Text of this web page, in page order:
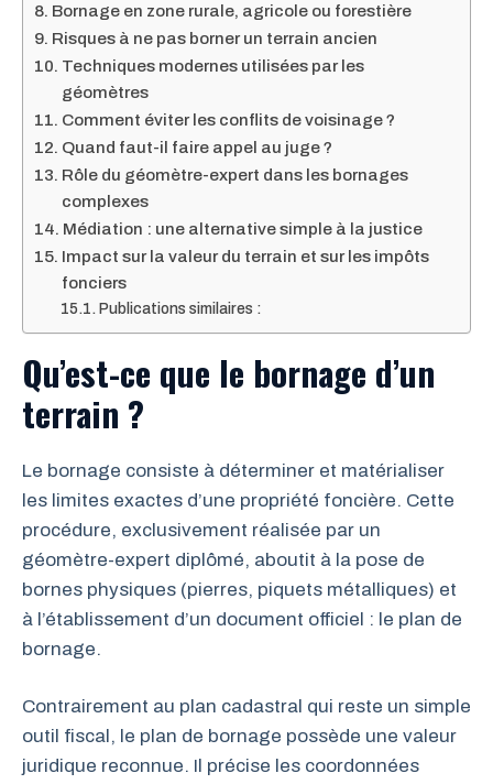
Bornage en zone rurale, agricole ou forestière
Risques à ne pas borner un terrain ancien
Techniques modernes utilisées par les
géomètres
Comment éviter les conflits de voisinage ?
Quand faut-il faire appel au juge ?
Rôle du géomètre-expert dans les bornages
complexes
Médiation : une alternative simple à la justice
Impact sur la valeur du terrain et sur les impôts
fonciers
Publications similaires :
Qu’est-ce que le bornage d’un
terrain ?
Le bornage consiste à déterminer et matérialiser
les limites exactes d’une propriété foncière. Cette
procédure, exclusivement réalisée par un
géomètre-expert diplômé, aboutit à la pose de
bornes physiques (pierres, piquets métalliques) et
à l’établissement d’un document officiel : le plan de
bornage.
Contrairement au plan cadastral qui reste un simple
outil fiscal, le plan de bornage possède une valeur
juridique reconnue. Il précise les coordonnées